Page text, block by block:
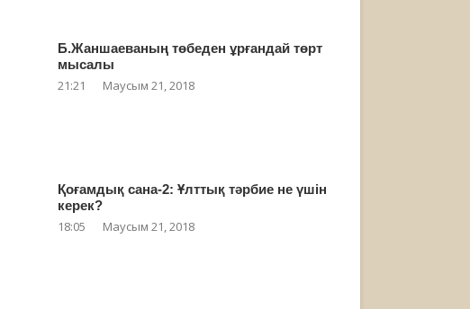
Б.Жаншаеваның төбеден ұрғандай төрт
мысалы
21:21 Маусым 21, 2018
Қоғамдық сана-2: Ұлттық тәрбие не үшін
керек?
18:05 Маусым 21, 2018